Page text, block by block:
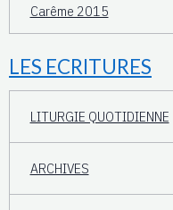
Carême 2015
LES ECRITURES
LITURGIE QUOTIDIENNE
ARCHIVES